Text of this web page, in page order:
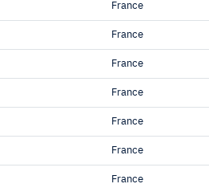
France
France
France
France
France
France
France